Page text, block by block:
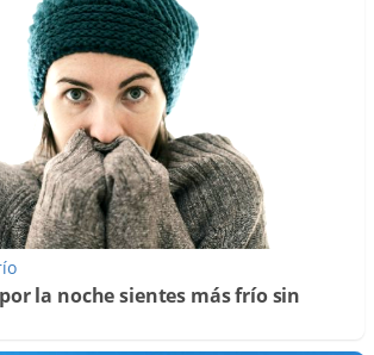
la noche sientes más frío sin